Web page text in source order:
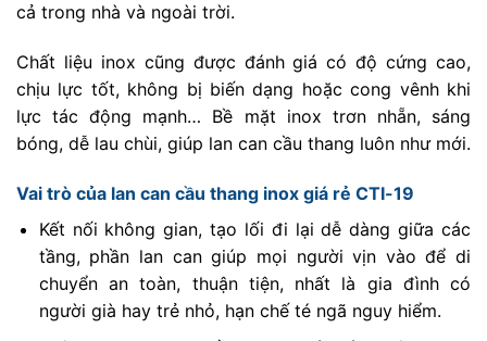
cả trong nhà và ngoài trời.
Chất liệu inox cũng được đánh giá có độ cứng cao,
chịu lực tốt, không bị biến dạng hoặc cong vênh khi
lực tác động mạnh… Bề mặt inox trơn nhẵn, sáng
bóng, dễ lau chùi, giúp lan can cầu thang luôn như mới.
Vai trò của lan can cầu thang inox giá rẻ CTI-19
Kết nối không gian, tạo lối đi lại dễ dàng giữa các
tầng, phần lan can giúp mọi người vịn vào để di
chuyển an toàn, thuận tiện, nhất là gia đình có
người già hay trẻ nhỏ, hạn chế té ngã nguy hiểm.